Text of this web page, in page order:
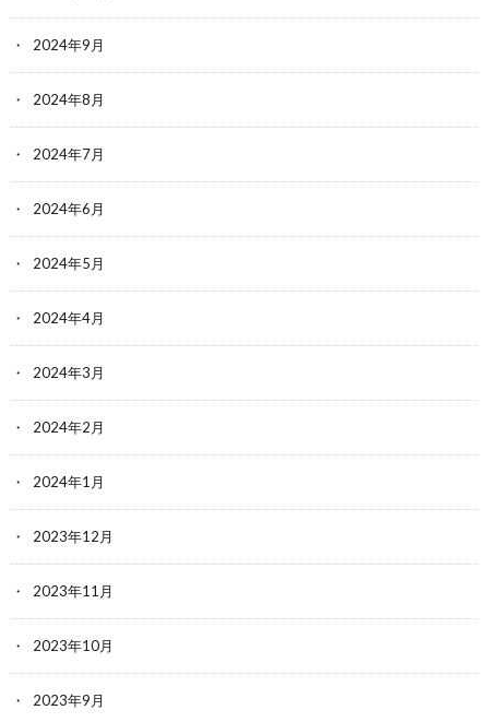
2024年9月
2024年8月
2024年7月
2024年6月
2024年5月
2024年4月
2024年3月
2024年2月
2024年1月
2023年12月
2023年11月
2023年10月
2023年9月